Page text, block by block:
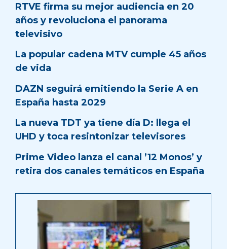
RTVE firma su mejor audiencia en 20
años y revoluciona el panorama
televisivo
La popular cadena MTV cumple 45 años
de vida
DAZN seguirá emitiendo la Serie A en
España hasta 2029
La nueva TDT ya tiene día D: llega el
UHD y toca resintonizar televisores
Prime Video lanza el canal ’12 Monos’ y
retira dos canales temáticos en España